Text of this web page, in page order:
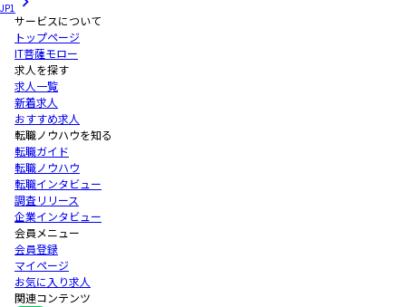
JP1
サービスについて
トップページ
IT菩薩モロー
求人を探す
求人一覧
新着求人
おすすめ求人
転職ノウハウを知る
転職ガイド
転職ノウハウ
転職インタビュー
調査リリース
企業インタビュー
会員メニュー
会員登録
マイページ
お気に入り求人
関連コンテンツ